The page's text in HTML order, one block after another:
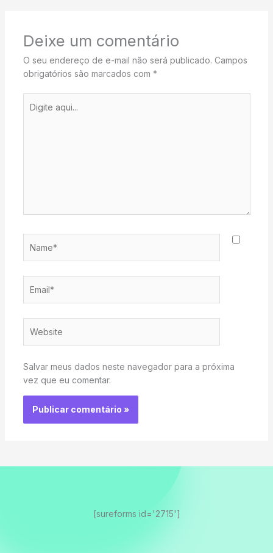
Deixe um comentário
O seu endereço de e-mail não será publicado. Campos
obrigatórios são marcados com *
aqui...
Salvar meus dados neste navegador para a próxima
vez que eu comentar.
[sureforms id='2715']